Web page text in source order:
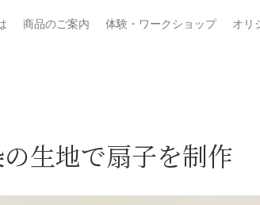
商品のご案内 体験・ワークショップ オリ
生地で扇子を制作